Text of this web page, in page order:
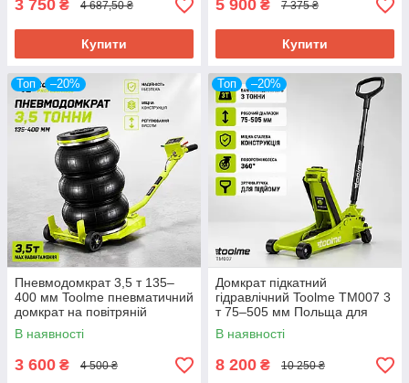
3 750 ₴ 4 687,50 ₴
Купити
5 900 ₴ 7 375 ₴
Купити
Топ –20%
Пневмодомкрат 3,5 т 135–
400 мм Toolme пневматичний
домкрат на повітряній
подушці Польща
В наявності
3 600 ₴ 4 500 ₴
Топ –20%
Домкрат підкатний
гідравлічний Toolme TM007 3
т 75–505 мм Польща для
СТО та гаража
В наявності
8 200 ₴ 10 250 ₴